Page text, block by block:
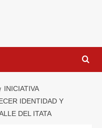
INICIATIVA
IDENTIDAD Y
DEL ITATA